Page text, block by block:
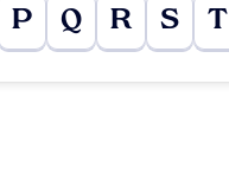
P Q R S T